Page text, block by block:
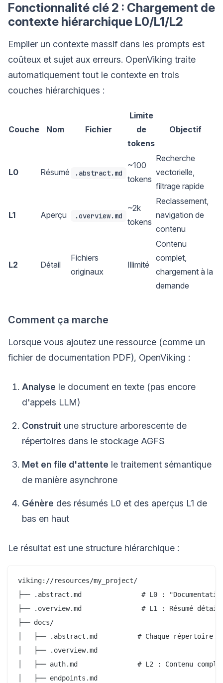
Fonctionnalité clé 2 : Chargement de
contexte hiérarchique L0/L1/L2
Empiler un contexte massif dans les prompts est
coûteux et sujet aux erreurs. OpenViking traite
automatiquement tout le contexte en trois
couches hiérarchiques :
Couche Nom Fichier
Limite
de
tokens
Objectif
L0 Résumé .abstract.md
~100
tokens
Recherche
vectorielle,
filtrage rapide
L1 Aperçu .overview.md
~2k
tokens
Reclassement,
navigation de
contenu
L2 Détail
Fichiers
originaux
Illimité
Contenu
complet,
chargement à la
demande
Comment ça marche
Lorsque vous ajoutez une ressource (comme un
fichier de documentation PDF), OpenViking :
Analyse le document en texte (pas encore
d'appels LLM)
Construit une structure arborescente de
répertoires dans le stockage AGFS
Met en file d'attente le traitement sémantique
de manière asynchrone
Génère des résumés L0 et des aperçus L1 de
bas en haut
Le résultat est une structure hiérarchique :
viking://resources/my_project/
├── .abstract.md               # L0 :
├── .overview.md               # L1 : Résumé
├── docs/
│   ├── .abstract.md          # Chaque répertoire a
│   ├── .overview.md
│   ├── auth.md               # L2 : Contenu
│   ├── endpoints.md